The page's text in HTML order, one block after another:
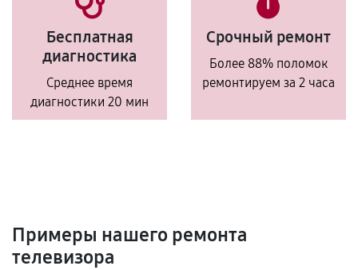
Бесплатная
диагностика
Среднее время
диагностики 20 мин
Срочный ремонт
Более 88% поломок
ремонтируем за 2 часа
Примеры нашего ремонта
телевизора